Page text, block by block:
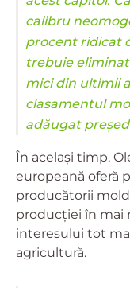
calibru
procent ridicat
trebuie
mici din ultimii
clasamentul
adăugat
În același timp,
europeană oferă
producătorii
producției în mai
interesului tot
agricultură.